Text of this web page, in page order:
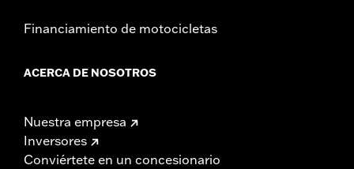
Financiamiento de motocicletas
ACERCA DE NOSOTROS
Nuestra empresa
Inversores
Conviértete en un concesionario